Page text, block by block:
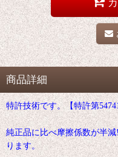
商品詳細
特許技術です。【特許第
純正品に比べ摩擦係数が半
ります。